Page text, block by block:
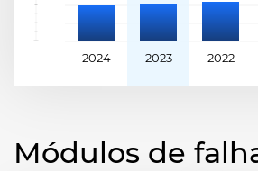
2024 2023 2022
Módulos de